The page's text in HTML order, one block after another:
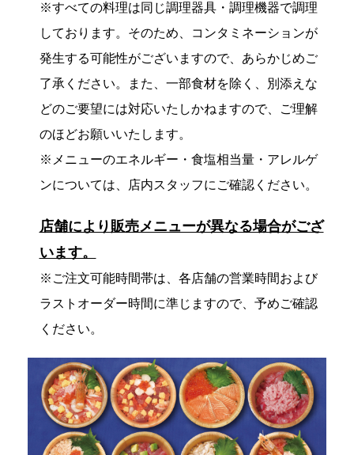
※すべての料理は同じ調理器具・調理機器で調理
しております。そのため、コンタミネーションが
発生する可能性がございますので、あらかじめご
了承ください。また、一部食材を除く、別添えな
どのご要望には対応いたしかねますので、ご理解
のほどお願いいたします。
※メニューのエネルギー・食塩相当量・アレルゲ
ンについては、店内スタッフにご確認ください。
店舗により販売メニューが異なる場合がござ
います。
※ご注文可能時間帯は、各店舗の営業時間および
ラストオーダー時間に準じますので、予めご確認
ください。